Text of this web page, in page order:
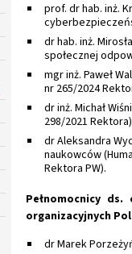
prof. dr hab. inż.
dr hab. inż.
społecznej
mgr inż. Paweł
nr 265/2024
dr inż. Michał
298/2021
dr Aleksandra
naukowców
Rektora PW).
Pełnomocnicy
organizacyjnych
dr Marek